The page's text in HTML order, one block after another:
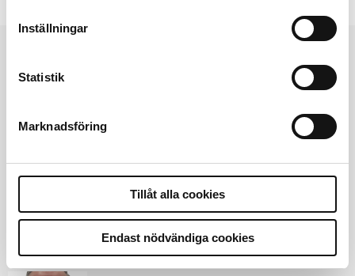
Inställningar
Statistik
Marknadsföring
Tillåt alla cookies
Endast nödvändiga cookies
kronor
4 juni 2026
Insändare:Miljoner i sjön –
polisaspiranter underkänns på